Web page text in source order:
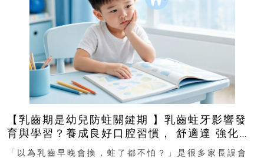
【乳齒期是幼兒防蛀關鍵期 】乳齒蛀牙影響發
育與學習？養成良好口腔習慣， 舒適達 強化琺
瑯質 兒童牙膏防護指南
「以為乳齒早晚會換，蛀了都不怕？」是很多家長誤會